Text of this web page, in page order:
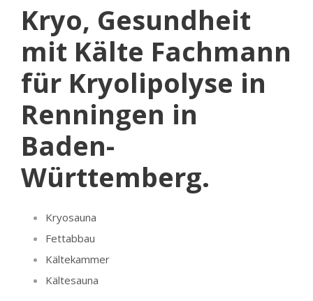
Kryo, Gesundheit
mit Kälte Fachmann
für Kryolipolyse in
Renningen in
Baden-
Württemberg.
Kryosauna
Fettabbau
Kältekammer
Kältesauna